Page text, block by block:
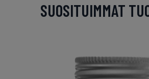
SUOSITUIMMAT